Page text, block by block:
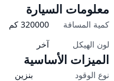
معلومات السيارة
كمية المسافة 320000 كم
لون الهيكل
آخر
الميزات الأساسية
نوع الوقود
بنزين